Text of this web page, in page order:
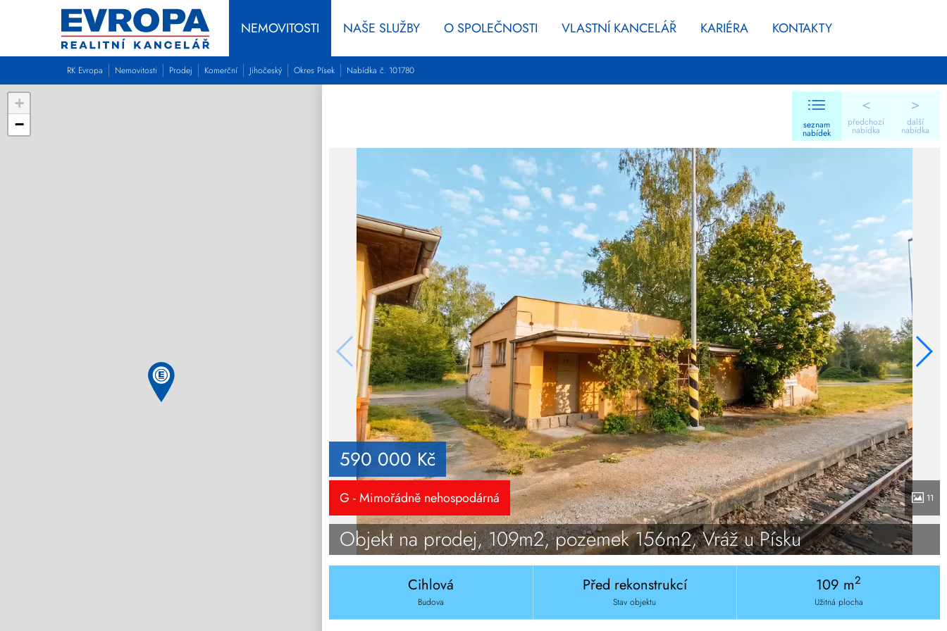
NEMOVITOSTI NAŠE SLUŽBY O SPOLEČNOSTI VLASTNÍ KANCELÁŘ KARIÉRA KONTAKTY
RK Evropa Nemovitosti Prodej Komerční Jihočeský Okres Písek Nabídka č. 101780
+
−
<
předchozí
nabídka
seznam
nabídek
>
další
nabídka
590 000 Kč
G - Mimořádně nehospodárná 11
Objekt na prodej, 109m2, pozemek 156m2, Vráž u Písku
Cihlová
Budova
Před rekonstrukcí
Stav objektu
109 m2
Užitná plocha